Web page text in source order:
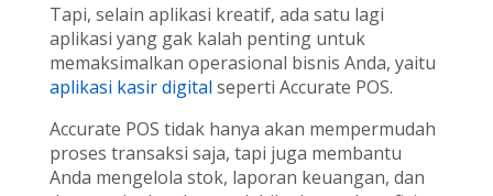
Tapi, selain aplikasi kreatif, ada satu lagi
aplikasi yang gak kalah penting untuk
memaksimalkan operasional bisnis Anda, yaitu
aplikasi kasir digital seperti Accurate POS.
Accurate POS tidak hanya akan mempermudah
proses transaksi saja, tapi juga membantu
Anda mengelola stok, laporan keuangan, dan